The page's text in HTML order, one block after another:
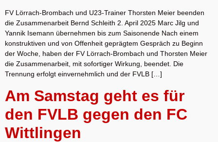
FV Lörrach-Brombach und U23-Trainer Thorsten Meier beenden
die Zusammenarbeit Bernd Schleith 2. April 2025 Marc Jilg und
Yannik Isemann übernehmen bis zum Saisonende Nach einem
konstruktiven und von Offenheit geprägtem Gespräch zu Beginn
der Woche, haben der FV Lörrach-Brombach und Thorsten Meier
die Zusammenarbeit, mit sofortiger Wirkung, beendet. Die
Trennung erfolgt einvernehmlich und der FVLB […]
Am Samstag geht es für
den FVLB gegen den FC
Wittlingen